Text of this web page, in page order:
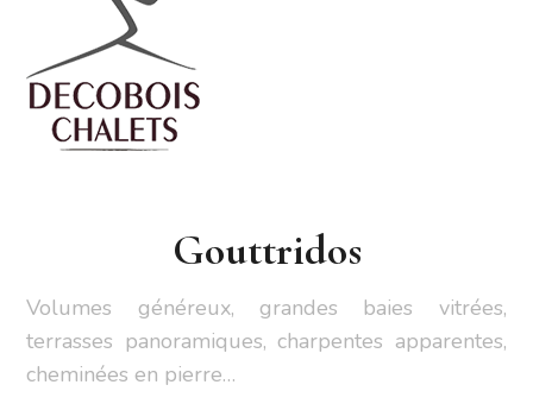
Gouttridos
Volumes généreux, grandes baies vitrées,
terrasses panoramiques, charpentes apparentes,
cheminées en pierre…